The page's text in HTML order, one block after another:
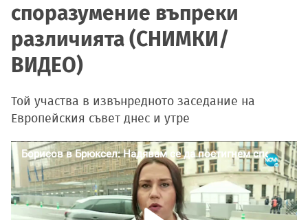
споразумение въпреки
различията (СНИМКИ/
ВИДЕО)
Той участва в извънредното заседание на
Европейския съвет днес и утре